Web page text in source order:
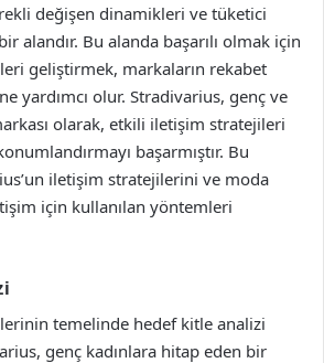
değişen dinamikleri ve tüketici
alandır. Bu alanda başarılı olmak için
geliştirmek, markaların rekabet
yardımcı olur. Stradivarius, genç ve
olarak, etkili iletişim stratejileri
başarmıştır. Bu
iletişim stratejilerini ve moda
için kullanılan yöntemleri
temelinde hedef kitle analizi
genç kadınlara hitap eden bir